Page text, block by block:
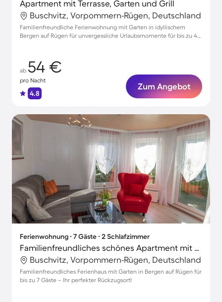
Apartment mit Terrasse, Garten und Grill
Buschvitz, Vorpommern-Rügen, Deutschland
Familienfreundliche Ferienwohnung mit Garten in idyllischem
Bergen auf Rügen für unvergessliche Urlaubsmomente für bis zu 4
ab 54 €
pro Nacht
4.8
Zum Angebot
Ferienwohnung ∙ 7 Gäste ∙ 2 Schlafzimmer
Familienfreundliches schönes Apartment mit Terrasse und Garten
Buschvitz, Vorpommern-Rügen, Deutschland
Familienfreundliches Ferienhaus mit Garten in Bergen auf Rügen für
bis zu 7 Gäste – Ihr perfekter Rückzugsort!